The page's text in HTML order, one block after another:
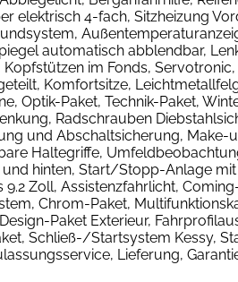
elektrisch 4-fach, Sitzheizung
automatisch abblendbar,
im Fonds,
Komfortsitze,
Optik-Paket, Technik-Paket,
Radschrauben
und Abschaltsicherung, Make-
Haltegriffe,
hinten, Start/Stopp-Anlage mit
Zoll, Assistenzfahrlicht,
Chrom-Paket,
Paket Exterieur,
Schließ-/Startsystem Kessy,
Lieferung,